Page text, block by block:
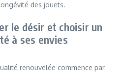
des jouets.
le désir et choisir un
à ses envies
renouvelée commence par